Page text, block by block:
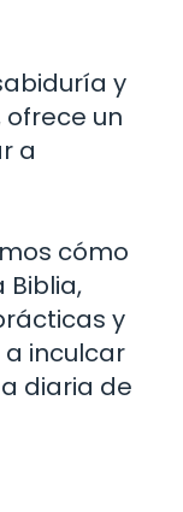
y
un
a
cómo
Biblia,
y
inculcar
diaria de